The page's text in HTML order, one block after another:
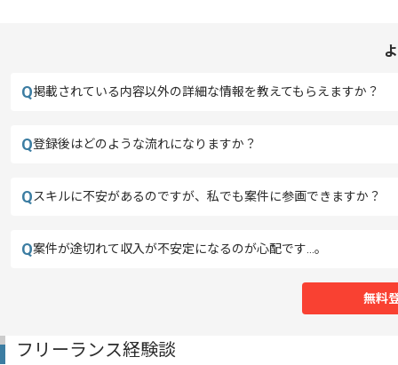
Q掲載されている内容以外の詳細な情報を教えてもらえますか？
Q登録後はどのような流れになりますか？
Qスキルに不安があるのですが、私でも案件に参画できますか？
Q案件が途切れて収入が不安定になるのが心配です…。
無料
フリーランス経験談